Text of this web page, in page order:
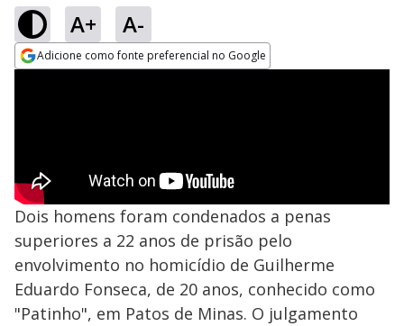
A+ A-
Adicione como fonte preferencial no Google
Dois homens foram condenados a penas
superiores a 22 anos de prisão pelo
envolvimento no homicídio de Guilherme
Eduardo Fonseca, de 20 anos, conhecido como
"Patinho", em Patos de Minas. O julgamento